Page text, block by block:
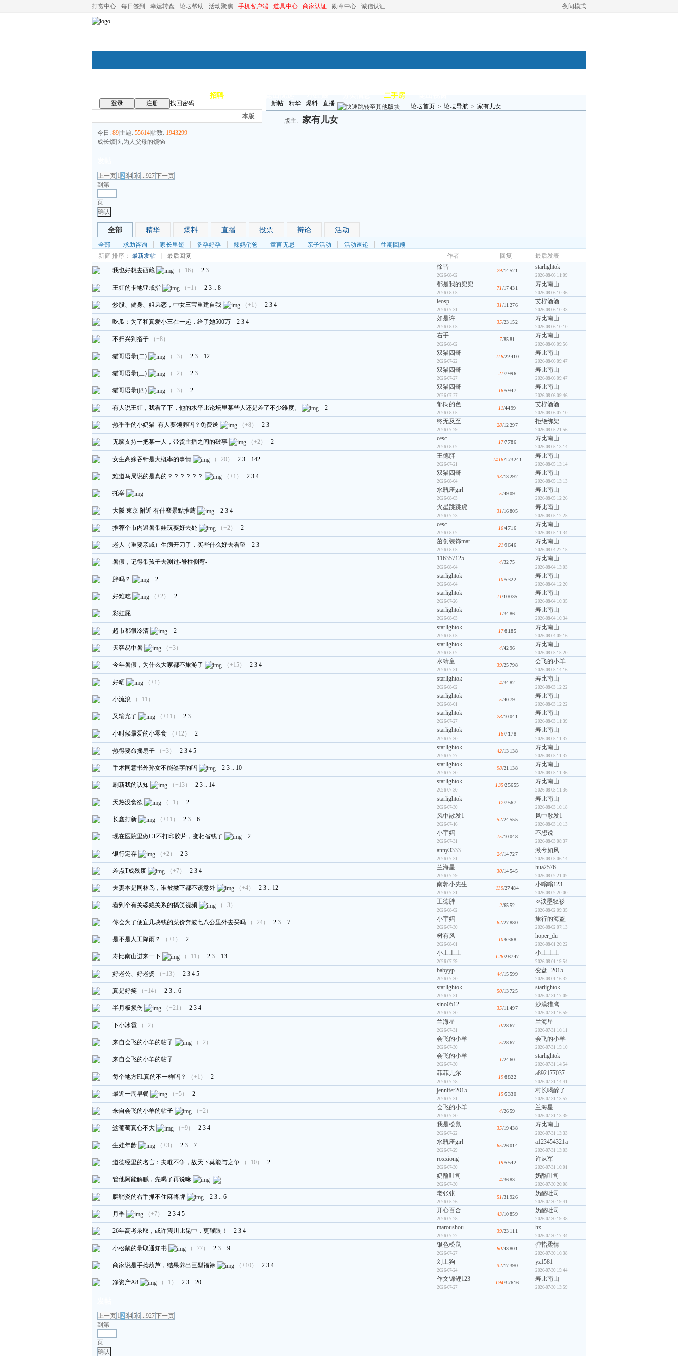
夜间模式
打赏中心 每日签到 幸运转盘 论坛帮助 活动聚焦 手机客户端 道具中心 商家认证 勋章中心 诚信认证
招聘 昆山优选 小红娘 分类信息 二手房 昆山视窗
登录 注册
找回密码
本版
新帖 精华 爆料 直播 论坛首页 > 论坛导航 > 家有儿女
版主: 家有儿女
今日: 89 主题: 55614帖数: 1943299
成长烦恼,为人父母的烦恼
上一页 1 23456 ...927下一页
到第
页
确认
全部 精华 爆料 直播 投票 辩论 活动
全部 求助咨询 家长里短 备孕好孕 辣妈俏爸 童言无忌 亲子活动 活动速递
往期回顾
新窗 排序： 最新发帖 最后回复 作者 回复 最后发表
我也好想去西藏 （+16） 2 3 徐晋
2026-08-02
29/14521
starlightok
2026-08-06 11:09
王虹的卡地亚戒指 （+1） 2 3 .. 8 都是我的兜兜
2026-08-03
71/17431 寿比南山
2026-08-06 10:36
炒股、健身、姐弟恋，中女三宝重建自我 （+1） 2 3 4 leosp
2026-07-31
31/11276 艾柠酒酒
2026-08-06 10:33
吃瓜：为了和真爱小三在一起，给了她500万 2 3 4 如是许
2026-08-03
35/23152 寿比南山
2026-08-06 10:10
不扫兴到搭子 （+8） 右手
2026-08-02
7/8581 寿比南山
2026-08-06 09:56
猫哥语录(二) （+3） 2 3 .. 12 双猫四哥
2026-07-22
118/22410 寿比南山
2026-08-06 09:47
猫哥语录(三) （+2） 2 3 双猫四哥
2026-07-27
21/7996 寿比南山
2026-08-06 09:47
猫哥语录(四) （+3） 2 双猫四哥
2026-07-27
16/5947 寿比南山
2026-08-06 09:46
有人说王虹，我看了下，他的水平比论坛里某些人还是差了不少维度。 2 郁闷的色
2026-08-05
11/4499 艾柠酒酒
2026-08-06 07:10
热乎乎的小奶猫 有人要领养吗？免费送 （+8） 2 3 终无及至
2026-07-29
28/12297 拒绝绑架
2026-08-05 21:56
无脑支持一把某一人，带货主播之间的破事 （+2） 2 cesc
2026-08-02
17/7786 寿比南山
2026-08-05 13:14
女生高嫁吞针是大概率的事情 （+20） 2 3 .. 142 王德胖
2026-07-21
1416/173241 寿比南山
2026-08-05 13:14
难道马局说的是真的？？？？？？ （+1） 2 3 4 双猫四哥
2026-08-04
33/13292 寿比南山
2026-08-05 13:13
托举 水瓶座girl
2026-08-03
5/4909 寿比南山
2026-08-05 12:26
大阪 東京 附近 有什麼景點推薦 2 3 4 火星跳跳虎
2026-07-23
31/16805 寿比南山
2026-08-05 12:25
推荐个市内避暑带娃玩耍好去处 （+2） 2 cesc
2026-08-02
10/4716 寿比南山
2026-08-05 11:34
老人（重要亲戚）生病开刀了，买些什么好去看望 2 3 茁创装饰mar
2026-08-03
21/9646 寿比南山
2026-08-04 22:15
暑假，记得带孩子去测过-脊柱侧弯- 116357125
2026-08-04
4/3275 寿比南山
2026-08-04 13:03
胖吗？ 2 starlightok
2026-08-04
10/5322 寿比南山
2026-08-04 12:20
好难吃 （+2） 2 starlightok
2026-07-26
11/10035 寿比南山
2026-08-04 10:35
彩虹屁 starlightok
2026-08-03
1/3486 寿比南山
2026-08-04 10:34
超市都很冷清 2 starlightok
2026-08-03
17/8185 寿比南山
2026-08-04 09:16
天容易中暑 （+3） starlightok
2026-08-02
4/4296 寿比南山
2026-08-03 15:20
今年暑假，为什么大家都不旅游了 （+15） 2 3 4 水蜻童
2026-07-31
39/25798 会飞的小羊
2026-08-03 14:16
好晒 （+1） starlightok
2026-08-02
4/3482 寿比南山
2026-08-03 12:22
小流浪 （+11） starlightok
2026-08-01
5/4079 寿比南山
2026-08-03 12:22
又输光了 （+11） 2 3 starlightok
2026-07-27
28/10041 寿比南山
2026-08-03 11:39
小时候最爱的小零食 （+12） 2 starlightok
2026-07-30
16/7178 寿比南山
2026-08-03 11:37
热得要命摇扇子 （+3） 2 3 4 5 starlightok
2026-07-27
42/13138 寿比南山
2026-08-03 11:37
手术同意书外孙女不能签字的吗 2 3 .. 10 starlightok
2026-07-30
98/21138 寿比南山
2026-08-03 11:36
刷新我的认知 （+13） 2 3 .. 14 starlightok
2026-07-30
135/25655 寿比南山
2026-08-03 11:36
天热没食欲 （+1） 2 starlightok
2026-07-30
17/7567 寿比南山
2026-08-03 10:18
长鑫打新 （+11） 2 3 .. 6 风中散发1
2026-07-16
52/24555 风中散发1
2026-08-03 10:13
现在医院里做CT不打印胶片，变相省钱了 2 小宇妈
2026-07-31
15/10048 不想说
2026-08-03 08:37
银行定存 （+2） 2 3 anny3333
2026-07-31
24/14727 湫兮如风
2026-08-03 06:14
差点T成残废 （+7） 2 3 4 兰海星
2026-07-29
30/14545 hua2576
2026-08-02 21:02
夫妻本是同林鸟，谁被撇下都不该意外 （+4） 2 3 .. 12 南郭小先生
2026-07-31
119/27484 小嗡嗡123
2026-08-02 20:00
看到个有关婆媳关系的搞笑视频 （+3） 王德胖
2026-08-02
2/6552 ks淡墨轻衫
2026-08-02 09:35
你会为了便宜几块钱的菜价奔波七八公里外去买吗 （+24） 2 3 .. 7 小宇妈
2026-07-30
62/27880 旅行的海盗
2026-08-02 07:13
是不是人工降雨？ （+1） 2 树有风
2026-08-01
10/6368 hoper_du
2026-08-01 20:22
寿比南山进来一下 （+11） 2 3 .. 13 小土土土
2026-07-29
126/28747 小土土土
2026-08-01 19:54
好老公、好老婆 （+13） 2 3 4 5 babyyp
2026-07-30
44/15599 变盘--2015
2026-08-01 16:32
真是好笑 （+14） 2 3 .. 6 starlightok
2026-07-31
50/13725 starlightok
2026-07-31 17:09
半月板损伤 （+21） 2 3 4 sino0512
2026-07-30
35/11497 沙漠猎鹰
2026-07-31 16:59
下小冰雹 （+2） 兰海星
2026-07-31
0/2867 兰海星
2026-07-31 16:11
来自会飞的小羊的帖子 （+2） 会飞的小羊
2026-07-30
5/2867 会飞的小羊
2026-07-31 15:10
来自会飞的小羊的帖子 会飞的小羊
2026-07-30
1/2460 starlightok
2026-07-31 14:54
每个地方FL真的不一样吗？ （+1） 2 菲菲儿尔
2026-07-28
19/8822 a892177037
2026-07-31 14:41
最近一周早餐 （+5） 2 jennifer2015
2026-07-31
15/5330 村长喝醉了
2026-07-31 13:57
来自会飞的小羊的帖子 （+2） 会飞的小羊
2026-07-30
4/2659 兰海星
2026-07-31 13:39
这葡萄真心不大 （+9） 2 3 4 我是松鼠
2026-07-22
35/19438 寿比南山
2026-07-31 13:33
生娃年龄 （+3） 2 3 .. 7 水瓶座girl
2026-07-29
65/26014 a123454321a
2026-07-31 13:03
道德经里的名言：夫唯不争，故天下莫能与之争 （+10） 2 roxxiong
2026-07-30
19/5542 许从军
2026-07-31 10:01
管他阿能解腻，先喝了再说嘛 奶酪吐司
2026-07-30
4/3683 奶酪吐司
2026-07-30 20:08
腱鞘炎的右手抓不住麻将牌 2 3 .. 6 老张张
2026-05-26
51/31926 奶酪吐司
2026-07-30 19:41
月季 （+7） 2 3 4 5 开心百合
2026-07-28
43/10859 奶酪吐司
2026-07-30 19:38
26年高考录取，或许震川比昆中，更耀眼！ 2 3 4 maroushou
2026-07-22
39/23111 hx
2026-07-30 17:34
小松鼠的录取通知书 （+77） 2 3 .. 9 银色松鼠
2026-07-27
80/43801 弹指柔情
2026-07-30 16:38
商家说是手捻葫芦，结果养出巨型福禄 （+10） 2 3 4 刘土狗
2026-07-24
32/17390 yz1581
2026-07-30 15:44
净资产A8 （+1） 2 3 .. 20 作文锦鲤123
2026-07-27
194/37616 寿比南山
2026-07-30 13:59
上一页 1 23456 ...927下一页
到第
页
确认